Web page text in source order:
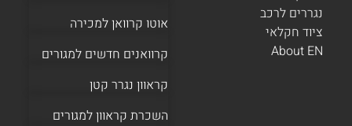
נגררים לרכב
ציוד חקלאי
About EN
אוטו קרוואן למכירה
קרוואנים חדשים למגורים
קראוון נגרר קטן
השכרת קראוון למגורים